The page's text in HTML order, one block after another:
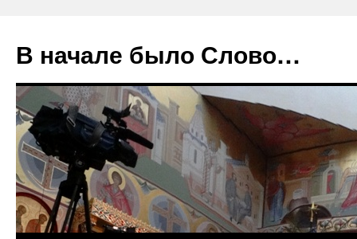
В начале было Слово…